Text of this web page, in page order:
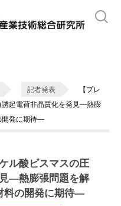
記者発表
【プレ
誘起電荷非晶質化を発見—熱膨
開発に期待—
ル酸ビスマスの圧
—熱膨張問題を解
料の開発に期待—